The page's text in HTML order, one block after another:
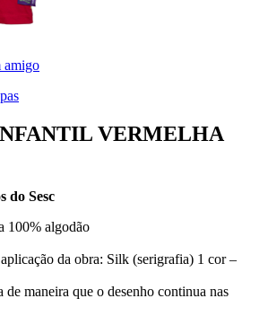
amigo
VERMELHA
do Sesc
100% algodão
da obra: Silk (serigrafia) 1 cor –
de maneira que o desenho continua nas